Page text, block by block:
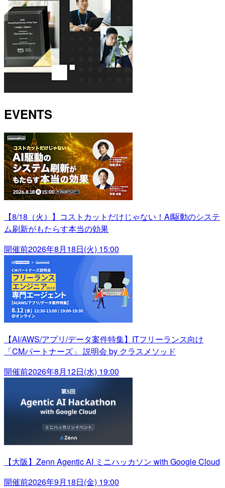
EVENTS
【8/18（火）】コストカットだけじゃない！AI駆動のシステ
ム刷新がもたらす本当の効果
開催前2026年8月18日(火) 15:00
【AI/AWS/アプリ/データ案件特集】ITフリーランス向け
「CMパートナーズ」 説明会 by クラスメソッド
開催前2026年8月12日(水) 19:00
【大阪】Zenn Agentic AI ミニハッカソン with Google Cloud
開催前2026年9月18日(金) 19:00